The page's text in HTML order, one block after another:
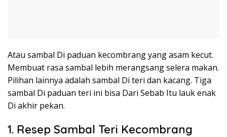
Atau sambal Di paduan kecombrang yang asam kecut.
Membuat rasa sambal lebih merangsang selera makan.
Pilihan lainnya adalah sambal Di teri dan kacang. Tiga
sambal Di paduan teri ini bisa Dari Sebab Itu lauk enak
Di akhir pekan.
1. Resep Sambal Teri Kecombrang